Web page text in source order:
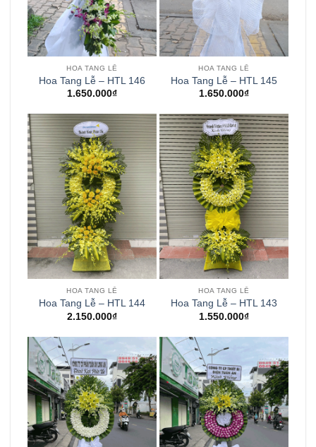
HOA TANG LỄ
Hoa Tang Lễ – HTL 146
1.650.000₫
HOA TANG LỄ
Hoa Tang Lễ – HTL 145
1.650.000₫
HOA TANG LỄ
Hoa Tang Lễ – HTL 144
2.150.000₫
HOA TANG LỄ
Hoa Tang Lễ – HTL 143
1.550.000₫